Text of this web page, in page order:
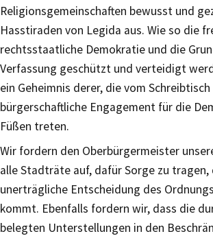
Religionsgemeinschaften bewusst und
Hasstiraden von Legida aus. Wie so die
rechtsstaatliche Demokratie und die
Verfassung geschützt und verteidigt
ein Geheimnis derer, die vom
bürgerschaftliche Engagement für die
Füßen treten.
Wir fordern den Oberbürgermeister
alle Stadträte auf, dafür Sorge zu tragen,
unerträgliche Entscheidung des
kommt. Ebenfalls fordern wir, dass die
belegten Unterstellungen in den